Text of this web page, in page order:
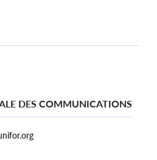
DES COMMUNICATIONS